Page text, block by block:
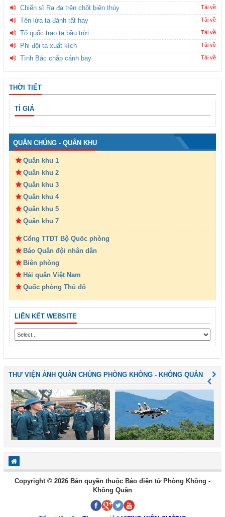
Chiến sĩ Ra đa trên chốt biên thùy Tải về
Tên lửa ta đánh rất hay Tải về
Tổ quốc trao ta bầu trời Tải về
Phi đội ta xuất kích Tải về
Tình Bác chắp cánh bay Tải về
THỜI TIẾT
TỈ GIÁ
QUÂN CHỦNG - QUÂN KHU
Quân khu 1
Quân khu 2
Quân khu 3
Quân khu 4
Quân khu 5
Quân khu 7
Cổng TTĐT Bộ Quốc phòng
Báo Quân đội nhân dân
Biên phòng
Hải quân Việt Nam
Quốc phòng Thủ đô
LIÊN KẾT WEBSITE
THƯ VIỆN ẢNH QUÂN CHỦNG PHÒNG KHÔNG - KHÔNG QUÂN
Copyright © 2026 Bản quyền thuộc Báo điện tử Phòng Không -
Không Quân